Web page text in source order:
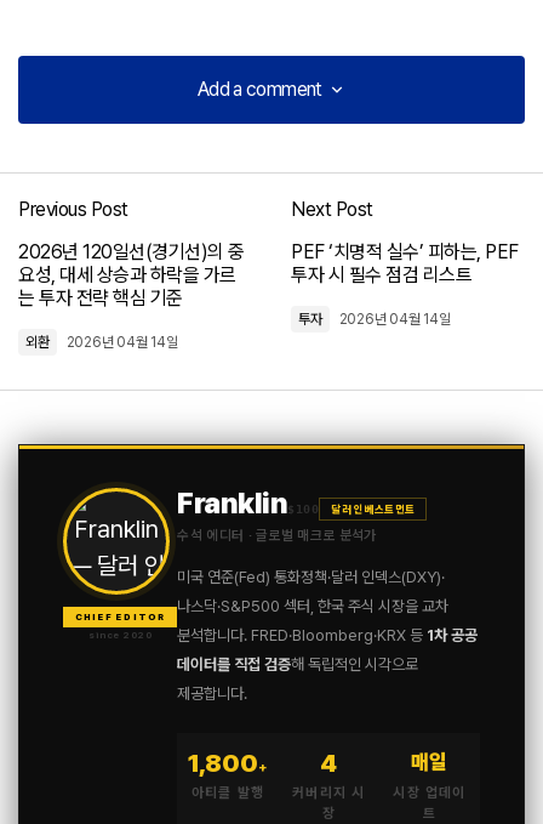
Add a comment
Add a comment
Previous Post
2026년 120일선(경기선)의 중
요성, 대세 상승과 하락을 가르
는 투자 전략 핵심 기준
외환 2026년 04월 14일
Next Post
PEF ‘치명적 실수’ 피하는, PEF
투자 시 필수 점검 리스트
투자 2026년 04월 14일
CHIEF EDITOR
since 2020
Franklin$100 달러 인베스트먼트
수석 에디터 · 글로벌 매크로 분석가
미국 연준(Fed) 통화정책·달러 인덱스(DXY)·
나스닥·S&P500 섹터, 한국 주식 시장을 교차
분석합니다. FRED·Bloomberg·KRX 등 1차 공공
데이터를 직접 검증해 독립적인 시각으로
제공합니다.
1,800+
아티클 발행
4
커버리지 시
장
매일
시장 업데이
트